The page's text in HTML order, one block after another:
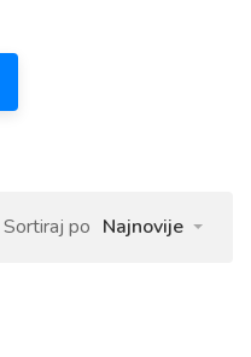
Sortiraj po Najnovije